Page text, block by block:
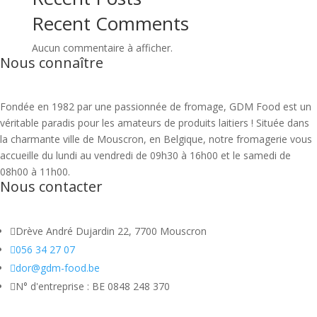
Recent Comments
Aucun commentaire à afficher.
Nous connaître
Fondée en 1982 par une passionnée de fromage, GDM Food est un
véritable paradis pour les amateurs de produits laitiers ! Située dans
la charmante ville de Mouscron, en Belgique, notre fromagerie vous
accueille du lundi au vendredi de 09h30 à 16h00 et le samedi de
08h00 à 11h00.
Nous contacter
Drève André Dujardin 22, 7700 Mouscron
056 34 27 07
dor@gdm-food.be
N° d'entreprise : BE 0848 248 370